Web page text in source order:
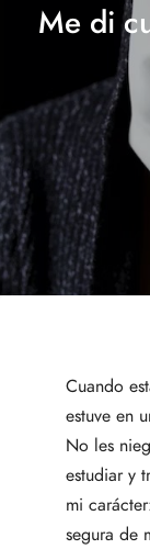
Me di
Cuando
estuve en
No les
estudiar y
mi
segura de